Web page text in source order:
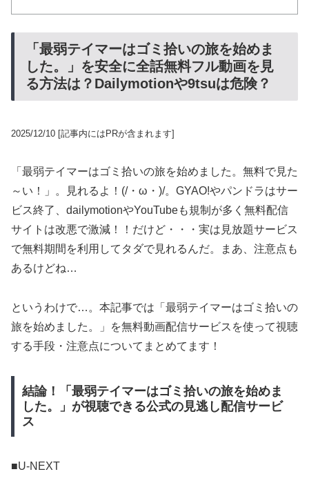
「最弱テイマーはゴミ拾いの旅を始めま
した。」を安全に全話無料フル動画を見
る方法は？Dailymotionや9tsuは危険？
2025/12/10 [記事内にはPRが含まれます]
「最弱テイマーはゴミ拾いの旅を始めました。無料で見た
～い！」。見れるよ！(/・ω・)/。GYAO!やパンドラはサー
ビス終了、dailymotionやYouTubeも規制が多く無料配信
サイトは改悪で激減！！だけど・・・実は見放題サービス
で無料期間を利用してタダで見れるんだ。まあ、注意点も
あるけどね…
というわけで…。本記事では「最弱テイマーはゴミ拾いの
旅を始めました。」を無料動画配信サービスを使って視聴
する手段・注意点についてまとめてます！
結論！「最弱テイマーはゴミ拾いの旅を始めま
した。」が視聴できる公式の見逃し配信サービ
ス
■U-NEXT